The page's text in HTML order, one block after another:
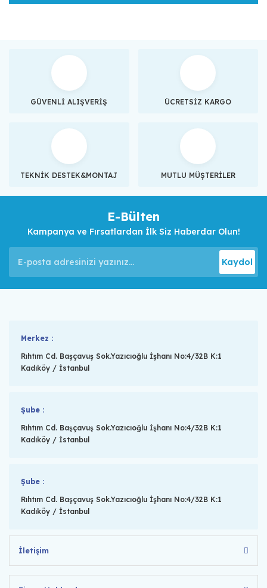
GÜVENLİ ALIŞVERİŞ ÜCRETSİZ KARGO
TEKNİK DESTEK&MONTAJ MUTLU MÜŞTERİLER
E-Bülten
Kampanya ve Fırsatlardan İlk Siz Haberdar Olun!
Kaydol
Merkez :
Rıhtım Cd. Başçavuş Sok.Yazıcıoğlu İşhanı No:4/32B K:1
Kadıköy / İstanbul
Şube :
Rıhtım Cd. Başçavuş Sok.Yazıcıoğlu İşhanı No:4/32B K:1
Kadıköy / İstanbul
Şube :
Rıhtım Cd. Başçavuş Sok.Yazıcıoğlu İşhanı No:4/32B K:1
Kadıköy / İstanbul
İletişim